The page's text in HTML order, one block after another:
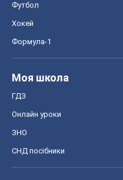
Футбол
Хокей
Формула-1
Моя школа
ГДЗ
Онлайн уроки
ЗНО
СНД посібники